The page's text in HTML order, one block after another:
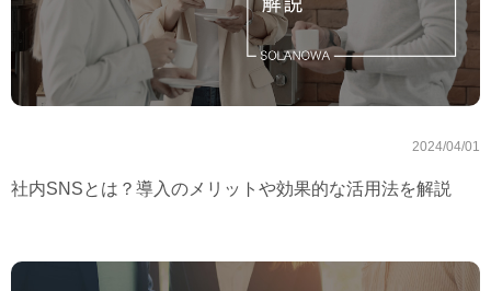
2024/04/01
社内SNSとは？導入のメリットや効果的な活用法を解説